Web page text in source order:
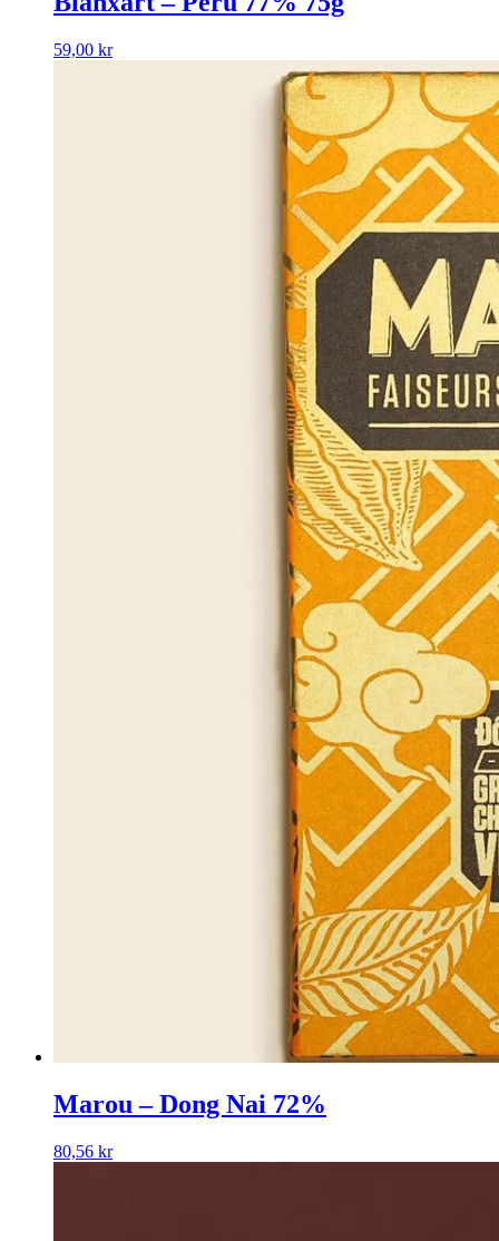
59,00 kr
Marou – Dong Nai 72%
80,56 kr